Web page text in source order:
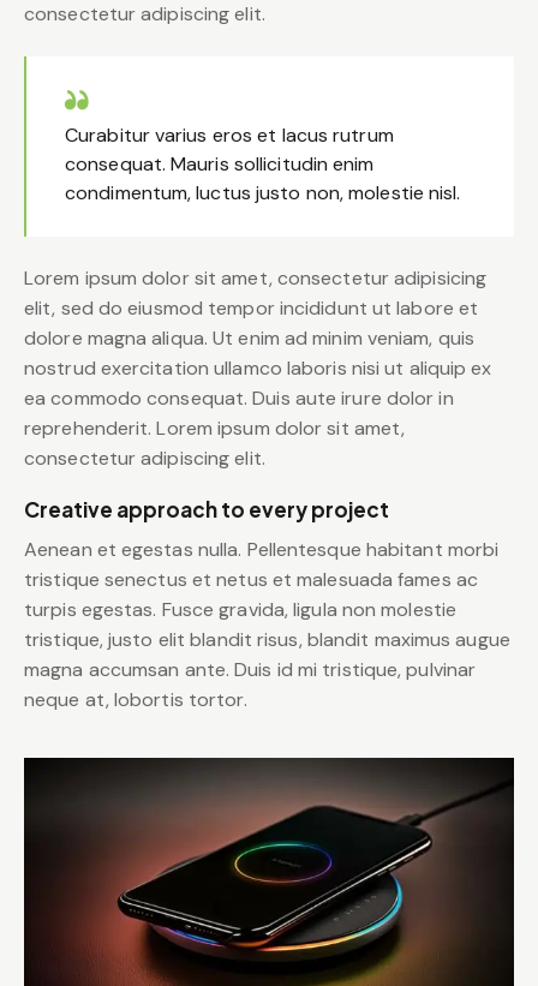
consectetur adipiscing elit.
Curabitur varius eros et lacus rutrum
consequat. Mauris sollicitudin enim
condimentum, luctus justo non, molestie nisl.
Lorem ipsum dolor sit amet, consectetur adipisicing
elit, sed do eiusmod tempor incididunt ut labore et
dolore magna aliqua. Ut enim ad minim veniam, quis
nostrud exercitation ullamco laboris nisi ut aliquip ex
ea commodo consequat. Duis aute irure dolor in
reprehenderit. Lorem ipsum dolor sit amet,
consectetur adipiscing elit.
Creative approach to every project
Aenean et egestas nulla. Pellentesque habitant morbi
tristique senectus et netus et malesuada fames ac
turpis egestas. Fusce gravida, ligula non molestie
tristique, justo elit blandit risus, blandit maximus augue
magna accumsan ante. Duis id mi tristique, pulvinar
neque at, lobortis tortor.